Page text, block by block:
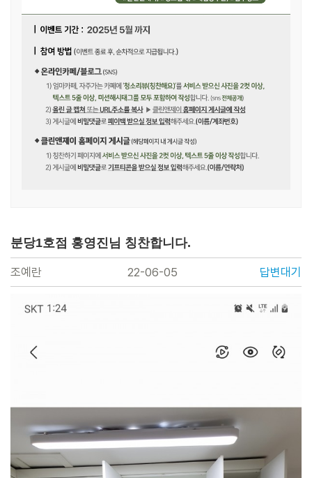
분당1호점 홍영진님 칭찬합니다.
조예란 22-06-05 답변대기
본문